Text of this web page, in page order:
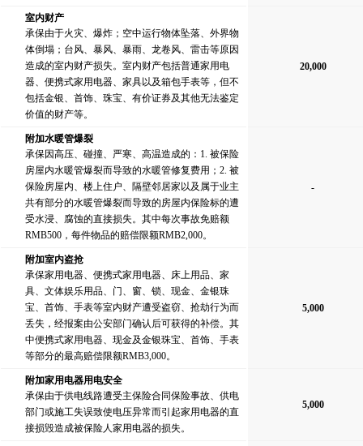
室内财产
承保由于火灾、爆炸；空中运行物体坠落、外界物
体倒塌；台风、暴风、暴雨、龙卷风、雷击等原因
造成的室内财产损失。室内财产包括普通家用电
器、便携式家用电器、家具以及箱包手表等，但不
包括金银、首饰、珠宝、有价证券及其他无法鉴定
价值的财产等。
20,000
附加水暖管爆裂
承保因高压、碰撞、严寒、高温造成的：1. 被保险
房屋内水暖管爆裂而导致的水暖管修复费用；2. 被
保险房屋内、楼上住户、隔壁邻居家以及属于业主
共有部分的水暖管爆裂而导致的房屋内保险标的遭
受水浸、腐蚀的直接损失。其中每次事故免赔额
RMB500，每件物品的赔偿限额RMB2,000。
-
附加室内盗抢
承保家用电器、便携式家用电器、床上用品、家
具、文体娱乐用品、门、窗、锁、现金、金银珠
宝、首饰、手表等室内财产遭受盗窃、抢劫行为而
丢失，经报案由公安部门确认后可获得的补偿。其
中便携式家用电器、现金及金银珠宝、首饰、手表
等部分的最高赔偿限额RMB3,000。
5,000
附加家用电器用电安全
承保由于供电线路遭受主保险合同保险事故、供电
部门或施工失误致使电压异常而引起家用电器的直
接损毁造成被保险人家用电器的损失。
5,000